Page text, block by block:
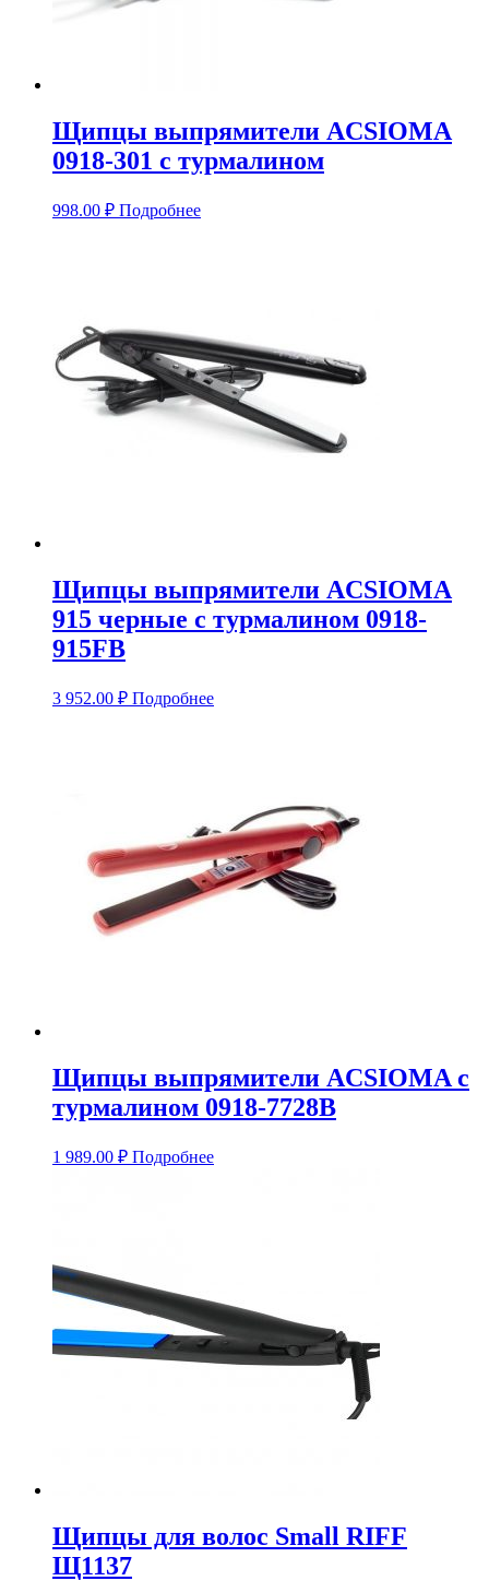
Щипцы выпрямители ACSIOMA
0918-301 с турмалином
998.00 ₽ Подробнее
Щипцы выпрямители ACSIOMA
915 черные с турмалином 0918-
915FB
3 952.00 ₽ Подробнее
Щипцы выпрямители ACSIOMA с
турмалином 0918-7728B
1 989.00 ₽ Подробнее
Щипцы для волос Small RIFF
Щ1137